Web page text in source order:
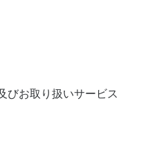
びお取り扱いサービス